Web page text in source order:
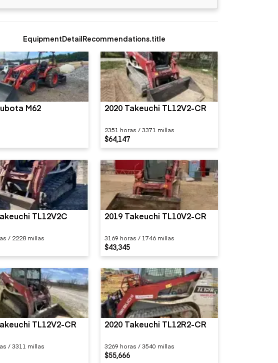
EquipmentDetailRecommendations.title
M62 2020 Takeuchi TL12V2-CR
2351 horas / 3371 millas
$64,147
TL12V2C
/ 2228 millas
2019 Takeuchi TL10V2-CR
3169 horas / 1746 millas
$43,345
TL12V2-CR
/ 3311 millas
2020 Takeuchi TL12R2-CR
3269 horas / 3540 millas
$55,666